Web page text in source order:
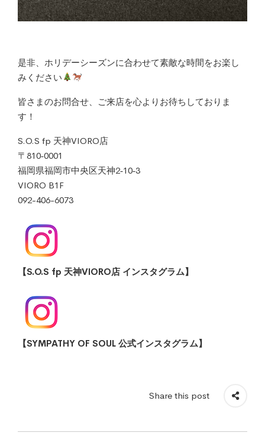
是非、ホリデーシーズンに合わせて素敵な時間をお楽し
みください
皆さまのお問合せ、ご来店を心よりお待ちしておりま
す！
S.O.S fp 天神VIORO店
〒810‐0001
福岡県福岡市中央区天神2‐10‐3
VIORO B1F
092-406-6073
【S.O.S fp 天神VIORO店 インスタグラム】
【SYMPATHY OF SOUL 公式インスタグラム】
Share this post